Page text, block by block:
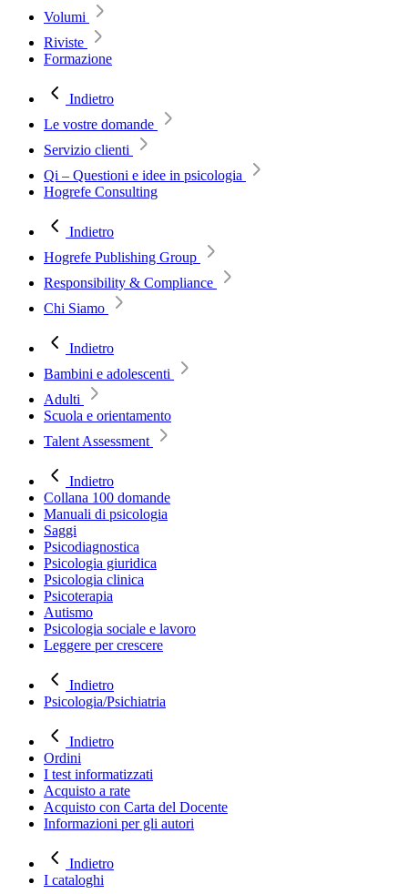
Volumi
Riviste
Formazione
Indietro
Le vostre domande
Servizio clienti
Qi – Questioni e idee in psicologia
Hogrefe Consulting
Indietro
Hogrefe Publishing Group
Responsibility & Compliance
Chi Siamo
Indietro
Bambini e adolescenti
Adulti
Scuola e orientamento
Talent Assessment
Indietro
Collana 100 domande
Manuali di psicologia
Saggi
Psicodiagnostica
Psicologia giuridica
Psicologia clinica
Psicoterapia
Autismo
Psicologia sociale e lavoro
Leggere per crescere
Indietro
Psicologia/Psichiatria
Indietro
Ordini
I test informatizzati
Acquisto a rate
Acquisto con Carta del Docente
Informazioni per gli autori
Indietro
I cataloghi